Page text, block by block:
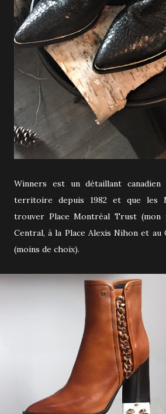
Winners est un détaillant
territoire depuis 1982 et que les
trouver Place Montréal Trust (mon
Central, à la Place Alexis Nihon et au
(moins de choix).